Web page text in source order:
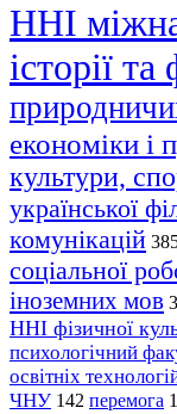
ННІ
історії та
економіки і
культури,
української
комунікацій
соціальної
іноземних мов
ННІ фізичної
психологічний
освітніх
ЧНУ 142 перемога